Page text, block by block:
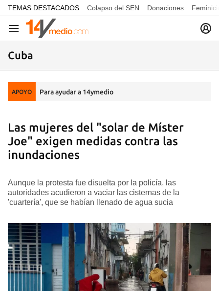
common.go-to-content
TEMAS DESTACADOS Colapso del SEN Donaciones
Navegación
Cuba
APOYO Para ayudar a 14ymedio
Las mujeres del "solar de Míster
Joe" exigen medidas contra las
inundaciones
Aunque la protesta fue disuelta por la policía, las
autoridades acudieron a vaciar las cisternas de la
'cuartería', que se habían llenado de agua sucia